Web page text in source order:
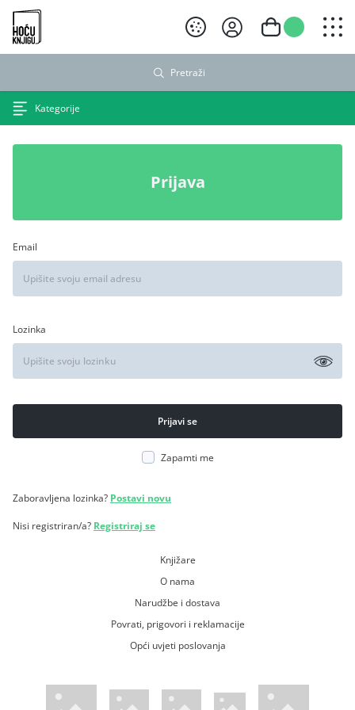
Hoću knjigu crni logo
Pretraži
Kategorije
Prijava
Email
Lozinka
Zapamti me
Zaboravljena lozinka? Postavi novu
Nisi registriran/a? Registriraj se
Knjižare
O nama
Narudžbe i dostava
Povrati, prigovori i reklamacije
Opći uvjeti poslovanja
WsPay web stranicaMaestro web stranicaMastercard web stranicaAmerican Express web stranica
Visa web stranica